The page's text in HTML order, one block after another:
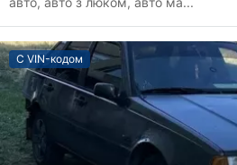
С VIN-кодом